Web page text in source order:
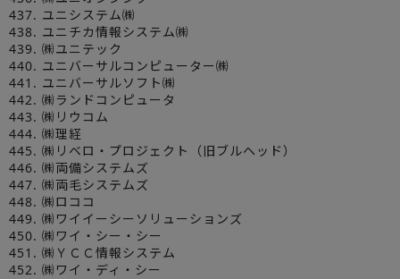
437. ユニシステム㈱
438. ユニチカ情報システム㈱
439. ㈱ユニテック
440. ユニバーサルコンピューター㈱
441. ユニバーサルソフト㈱
442. ㈱ランドコンピュータ
443. ㈱リウコム
444. ㈱理経
445. ㈱リベロ・プロジェクト（旧ブルヘッド）
446. ㈱両備システムズ
447. ㈱両毛システムズ
448. ㈱ロココ
449. ㈱ワイイーシーソリューションズ
450. ㈱ワイ・シー・シー
451. ㈱ＹＣＣ情報システム
452. ㈱ワイ・ディ・シー